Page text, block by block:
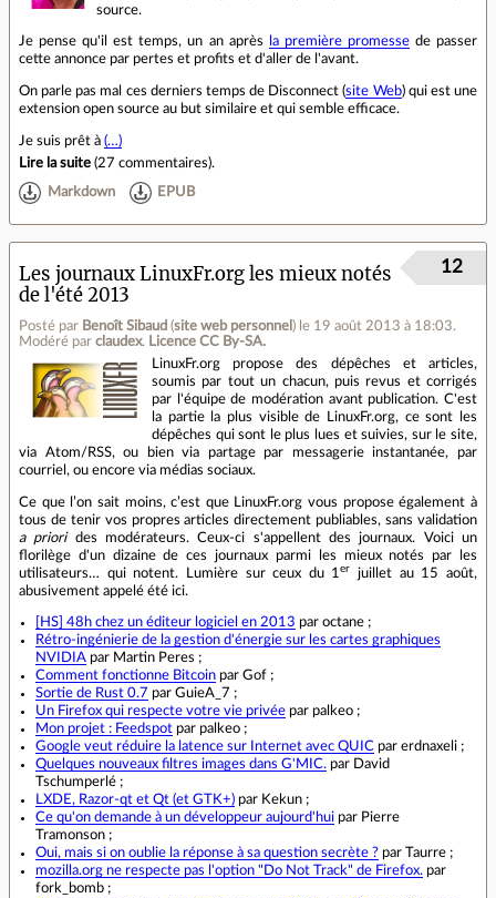
source.
Je pense qu'il est temps, un an après la première promessede passer
cette annonce par pertes et profits et d'aller de l'avant.
On parle pas mal ces derniers temps de Disconnect (site Web) qui est une
extension open source au but similaire et qui semble efficace.
Je suis prêt à (…)
Lire la suite (27 commentaires).
Markdown EPUB
Les journaux LinuxFr.org les mieux notés
de l'été 2013
Posté par Benoît Sibaud (site web personnel ) le 19 août 2013 à 18:03.
Modéré par claudex. Licence CC By‑SA.
12
LinuxFr.org propose des dépêches et articles,
soumis par tout un chacun, puis revus et corrigés
par l'équipe de modération avant publication. C'est
la partie la plus visible de LinuxFr.org, ce sont les
dépêches qui sont le plus lues et suivies, sur le site,
via Atom/RSS, ou bien via partage par messagerie instantanée, par
courriel, ou encore via médias sociaux.
Ce que l’on sait moins, c’est que LinuxFr.org vous propose également à
tous de tenir vos propres articles directement publiables, sans validation
a priorides modérateurs. Ceux-ci s'appellent des journaux. Voici un
florilège d'un dizaine de ces journaux parmi les mieux notés par les
utilisateurs… qui notent. Lumière sur ceux du 1er
juillet au 15 août,
abusivement appelé été ici.
[HS] 48h chez un éditeur logiciel en 2013 par octane ;
Rétro-ingénierie de la gestion d'énergie sur les cartes graphiques
NVIDIA par Martin Peres ;
Comment fonctionne Bitcoin par Gof ;
Sortie de Rust 0.7 par GuieA_7 ;
Un Firefox qui respecte votre vie privée par palkeo ;
Mon projet : Feedspot par palkeo ;
Google veut réduire la latence sur Internet avec QUIC par erdnaxeli ;
Quelques nouveaux filtres images dans G'MIC. par David
Tschumperlé ;
LXDE, Razor-qt et Qt (et GTK+) par Kekun ;
Ce qu'on demande à un développeur aujourd'hui par Pierre
Tramonson ;
Oui, mais si on oublie la réponse à sa question secrète ? par Taurre ;
mozilla.org ne respecte pas l'option "Do Not Track" de Firefox. par
fork_bomb ;